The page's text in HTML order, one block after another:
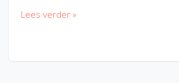
Lees verder »